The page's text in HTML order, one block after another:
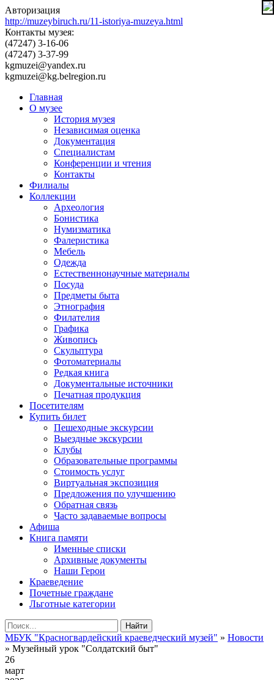
Авторизация
http://muzeybiruch.ru/11-istoriya-muzeya.html
Контакты музея:
(47247) 3-16-06
(47247) 3-37-99
kgmuzei@yandex.ru
kgmuzei@kg.belregion.ru
Главная
О музее
История музея
Независимая оценка
Документация
Специалистам
Конференции и чтения
Контакты
Филиалы
Коллекции
Археология
Бонистика
Нумизматика
Фалеристика
Мебель
Одежда
Естественнонаучные материалы
Посуда
Предметы быта
Этнография
Филателия
Графика
Живопись
Скульптура
Фотоматериалы
Редкая книга
Документальные источники
Печатная продукция
Посетителям
Купить билет
Пешеходные экскурсии
Выездные экскурсии
Клубы
Образовательные программы
Стоимость услуг
Виртуальная экспозиция
Предложения по улучшению
Обратная связь
Часто задаваемые вопросы
Афиша
Книга памяти
Именные списки
Архивные документы
Наши Герои
Краеведение
Почетные граждане
Льготные категории
Найти
МБУК "Красногвардейский краеведческий музей" » Новости
» Музейный урок "Солдатский быт"
26
март